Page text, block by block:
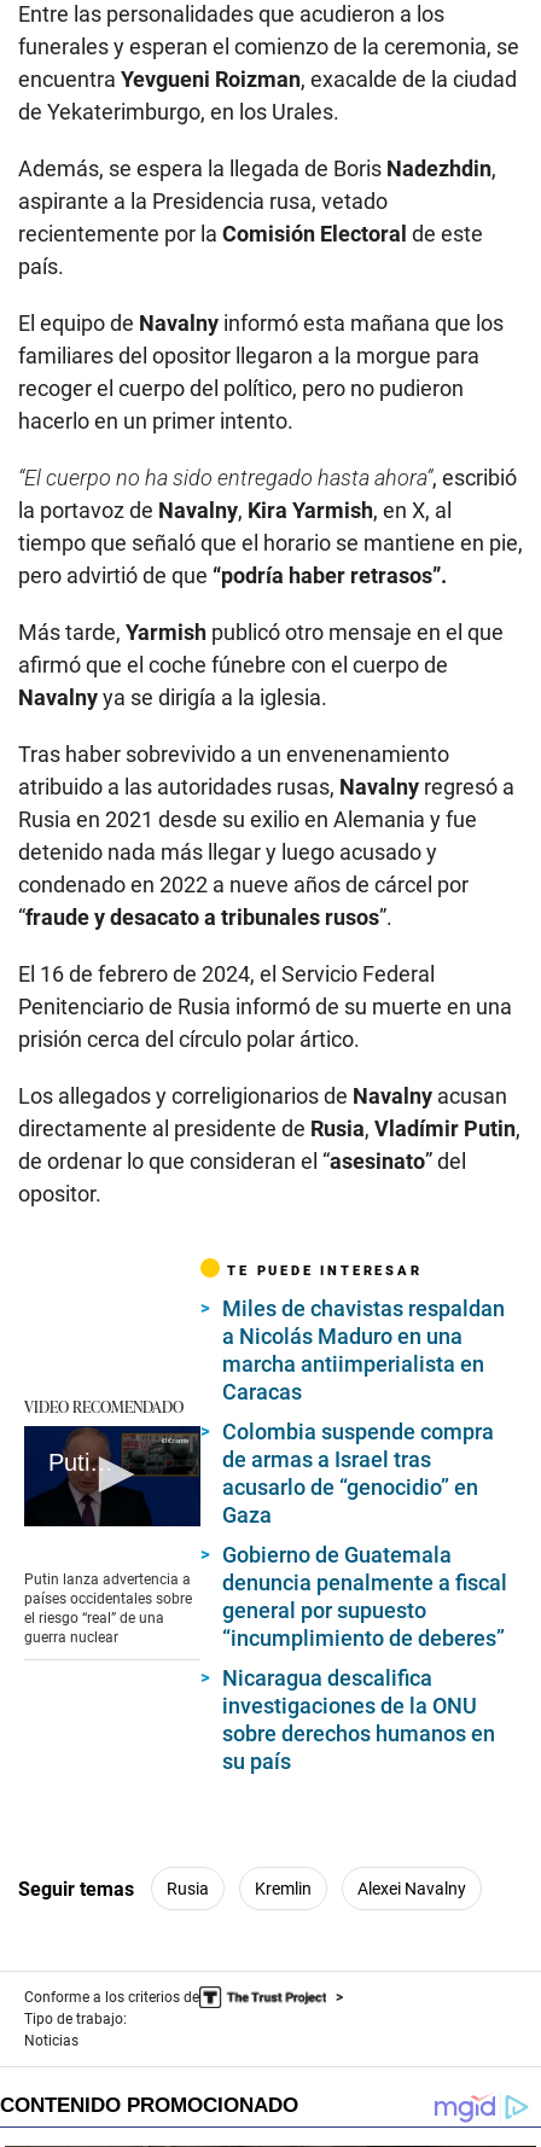
Entre las personalidades que acudieron a los
funerales y esperan el comienzo de la ceremonia, se
encuentra Yevgueni Roizman, exacalde de la ciudad
de Yekaterimburgo, en los Urales.
Además, se espera la llegada de Boris Nadezhdin,
aspirante a la Presidencia rusa, vetado
recientemente por la Comisión Electoral de este
país.
El equipo de Navalny informó esta mañana que los
familiares del opositor llegaron a la morgue para
recoger el cuerpo del político, pero no pudieron
hacerlo en un primer intento.
“El cuerpo no ha sido entregado hasta ahora”, escribió
la portavoz de Navalny, Kira Yarmish, en X, al
tiempo que señaló que el horario se mantiene en pie,
pero advirtió de que “podría haber retrasos”.
Más tarde, Yarmish publicó otro mensaje en el que
afirmó que el coche fúnebre con el cuerpo de
Navalnyya se dirigía a la iglesia.
Tras haber sobrevivido a un envenenamiento
atribuido a las autoridades rusas, Navalny regresó a
Rusia en 2021 desde su exilio en Alemania y fue
detenido nada más llegar y luego acusado y
condenado en 2022 a nueve años de cárcel por
“fraude y desacato a tribunales rusos”.
El 16 de febrero de 2024, el Servicio Federal
Penitenciario de Rusia informó de su muerte en una
prisión cerca del círculo polar ártico.
Los allegados y correligionarios de Navalny acusan
directamente al presidente de Rusia, Vladímir Putin,
de ordenar lo que consideran el “asesinato” del
opositor.
VIDEO RECOMENDADO
Putin lanza advertencia a países occidentales sobre el riesgo “real” de una guerra nuclear
of
1
minute,
36
seconds
Putin lanza advertencia a
países occidentales sobre
el riesgo “real” de una
guerra nuclear
TE PUEDE INTERESAR
Miles de chavistas respaldan
a Nicolás Maduro en una
marcha antiimperialista en
Caracas
Colombia suspende compra
de armas a Israel tras
acusarlo de “genocidio” en
Gaza
Gobierno de Guatemala
denuncia penalmente a fiscal
general por supuesto
“incumplimiento de deberes”
Nicaragua descalifica
investigaciones de la ONU
sobre derechos humanos en
su país
Seguir temas Rusia Kremlin Alexei Navalny
Conforme a los criterios de
Tipo de trabajo:
Noticias